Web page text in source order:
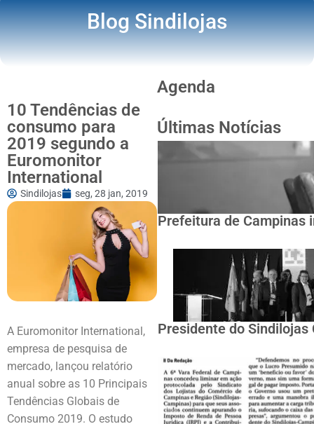
Blog Sindilojas
10 Tendências de
consumo para
2019 segundo a
Euromonitor
International
Sindilojas seg, 28 jan, 2019
A Euromonitor International,
empresa de pesquisa de
mercado, lançou relatório
anual sobre as 10 Principais
Tendências Globais de
Consumo 2019. O estudo
Agenda
Últimas Notícias
Prefeitura de Campinas
Presidente do Sindilojas